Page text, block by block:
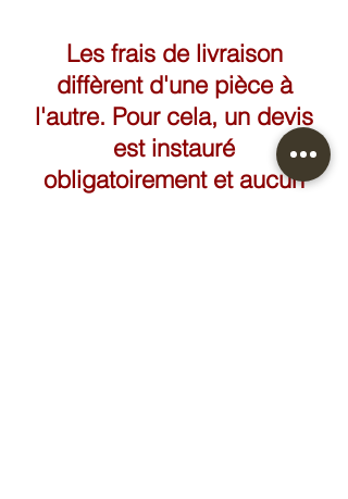
Les frais de livraison
diffèrent d'une pièce à
l'autre. Pour cela, un devis
est instauré
obligatoirement et aucun